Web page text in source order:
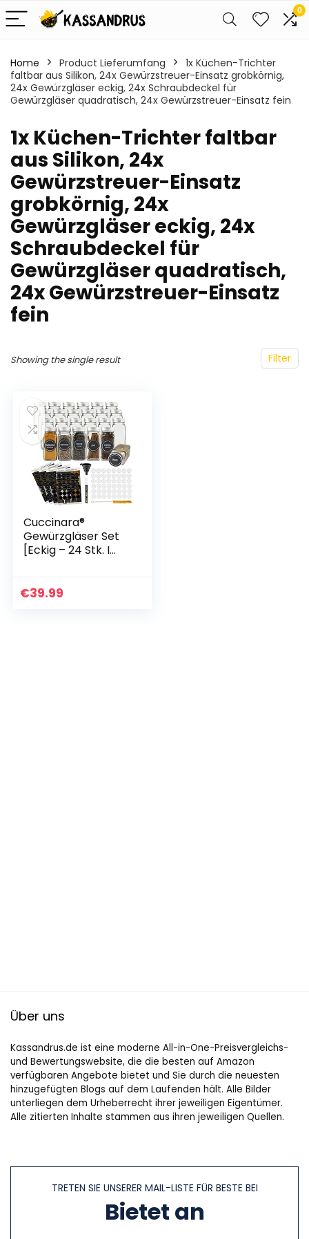
0
Home Product Lieferumfang
‎1x Küchen-Trichter
faltbar aus Silikon, 24x Gewürzstreuer-Einsatz grobkörnig,
24x Gewürzgläser eckig, 24x Schraubdeckel für
Gewürzgläser quadratisch, 24x Gewürzstreuer-Einsatz fein
‎1x Küchen-Trichter faltbar
aus Silikon, 24x
Gewürzstreuer-Einsatz
grobkörnig, 24x
Gewürzgläser eckig, 24x
Schraubdeckel für
Gewürzgläser quadratisch,
24x Gewürzstreuer-Einsatz
fein
Filter
Showing the single result
Cuccinara®
Gewürzgläser Set
[Eckig – 24 Stk. I
Gewürzetiketten,
€39.99
Über uns
Kassandrus.de ist eine moderne All-in-One-Preisvergleichs-
und Bewertungswebsite, die die besten auf Amazon
verfügbaren Angebote bietet und Sie durch die neuesten
hinzugefügten Blogs auf dem Laufenden hält. Alle Bilder
unterliegen dem Urheberrecht ihrer jeweiligen Eigentümer.
Alle zitierten Inhalte stammen aus ihren jeweiligen Quellen.
TRETEN SIE UNSERER MAIL-LISTE FÜR BESTE BEI
Bietet an